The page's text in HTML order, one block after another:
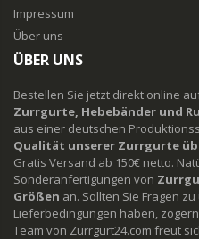
Impressum
Über uns
ÜBER UNS
Bestellen Sie jetzt direkt online
Zurrgurte, Hebebänder und
aus einer deutschen
Qualität unserer Zurrgurte
Gratis Versand ab 150€ netto.
Sonderanfertigungen von
Größen an. Sollten Sie Fragen
Lieferbedingungen haben,
Team von Zurrgurt24.com freut